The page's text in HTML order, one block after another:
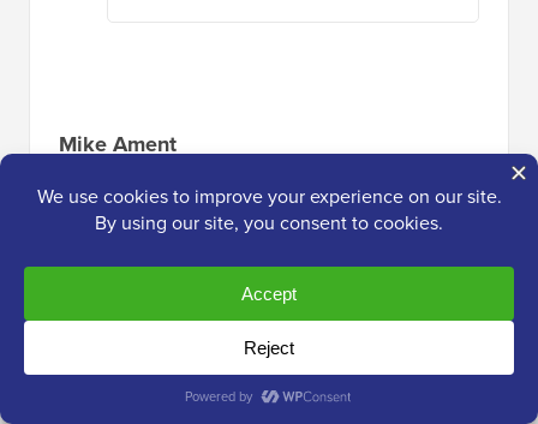
Mike Ament
modo per impostarlo di default su "apri link in
una nuova scheda" invece di dover aprire le
impostazioni per farlo?